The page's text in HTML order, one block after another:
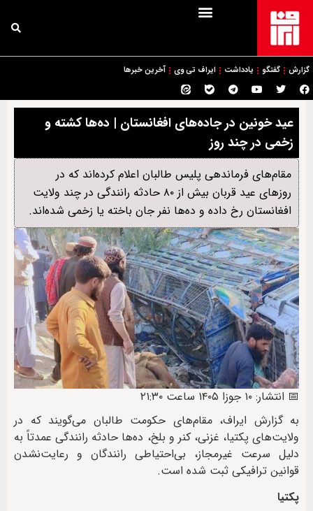
گزارش گفتگو یادداشت ایراف تی وی آخرین خبرها
عید خونین در جاده‌های افغانستان | ده‌ها کشته و
زخمی در چند روز
مقام‌های فرماندهی پلیس طالبان اعلام کرده‌اند که در
روزهای عید قربان بیش از ۸۰ حادثه رانندگی در چند ولایت
افغانستان رخ داده و ده‌ها نفر جان باخته یا زخمی شده‌اند.
📅 انتشار: ۱۰ جوزا ۱۴۰۵ ساعت ۲۱:۳۰
به گزارش ایراف، مقام‌های حکومت طالبان می‌گویند که در
ولایت‌های پکتیا، غزنی، کنر و بلخ، ده‌ها حادثه رانندگی عمدتاً به
دلیل سرعت غیرمجاز، بی‌احتیاطی رانندگان و رعایت‌نشدن
قوانین ترافیکی ثبت شده است.
پکتیا